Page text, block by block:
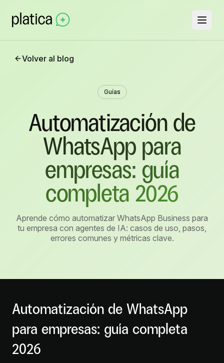
Volver al blog
Guías
Automatización de
WhatsApp para
empresas: guía
completa 2026
Aprende cómo automatizar WhatsApp Business para
tu empresa con agentes de IA: casos de uso, pasos,
errores comunes y métricas clave.
Automatización de WhatsApp
para empresas: guía completa
2026